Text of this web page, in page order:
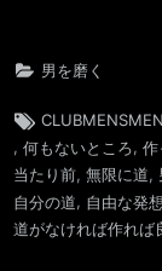
男を磨く
Tags:
CLUBMENSMEN
, 何もないところ, 作
当たり前, 無限に道,
自分の道, 自由な発想
道がなければ作れば